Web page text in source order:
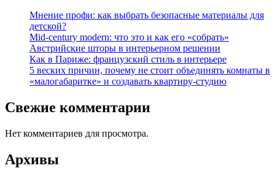
Мнение профи: как выбрать безопасные материалы для
детской?
Mid-century modern: что это и как его «собрать»
Австрийские шторы в интерьерном решении
Как в Париже: французский стиль в интерьере
5 веских причин, почему не стоит объединять комнаты в
«малогабаритке» и создавать квартиру-студию
Свежие комментарии
Нет комментариев для просмотра.
Архивы